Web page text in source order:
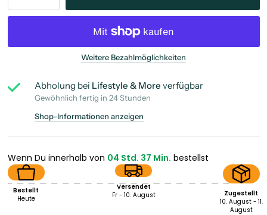
Weitere Bezahlmöglichkeiten
Abholung bei Lifestyle & More verfügbar
Gewöhnlich fertig in 24 Stunden
Shop-Informationen anzeigen
Wenn Du innerhalb von 04 Std. 37 Min. bestellst
Bestellt
Heute
Versendet
Fr - 10. August
Zugestellt
10. August - 11.
August